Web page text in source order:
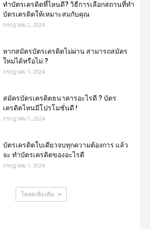
ทําบัตรเครดิตที่ไหนดี? วิธีการเลือกสถานที่ทำ
บัตรเครดิตให้เหมาะสมกับคุณ
กรกฎาคม 2, 2024
หากสมัครบัตรเครดิตไม่ผ่าน สามารถสมัคร
ใหม่ได้หรือไม่ ?
กรกฎาคม 1, 2024
สมัครบัตรเครดิตธนาคารอะไรดี ? บัตร
เครดิตไหนมีโปรโมชั่นดี !
กรกฎาคม 1, 2024
บัตรเครดิตใบเดียวจบทุกความต้องการ แล้ว
จะ ทำบัตรเครดิตของอะไรดี
กรกฎาคม 1, 2024
โหลดเพิ่มเติม